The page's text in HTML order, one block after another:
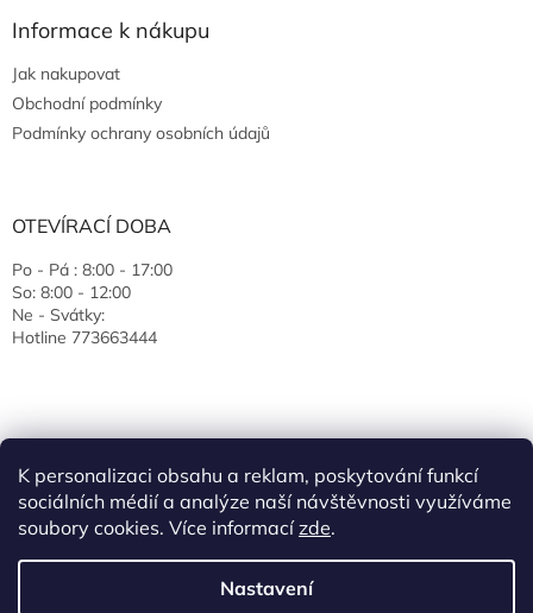
K personalizaci obsahu a reklam, poskytování funkcí
sociálních médií a analýze naší návštěvnosti využíváme
soubory cookies. Více informacízde.
Nastavení
Informace k nákupu
Jak nakupovat
Obchodní podmínky
Podmínky ochrany osobních údajů
OTEVÍRACÍ DOBA
Po - Pá : 8:00 - 17:00
So: 8:00 - 12:00
Ne - Svátky:
Hotline 773663444